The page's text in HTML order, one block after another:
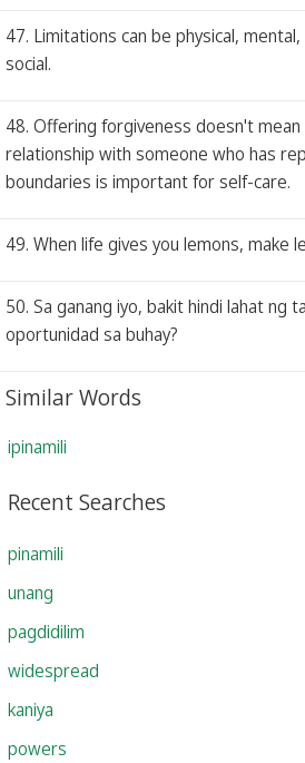
47. Limitations can be physical,
social.
48. Offering forgiveness doesn't
relationship with someone who has
boundaries is important for self-care.
49. When life gives you lemons, make
50. Sa ganang iyo, bakit hindi lahat ng
oportunidad sa buhay?
Similar Words
ipinamili
Recent Searches
pinamili
unang
pagdidilim
widespread
kaniya
powers